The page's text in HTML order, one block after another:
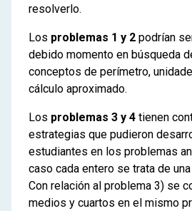
resolverlo.
Los problemas 1 y 2 podrían
debido momento en búsqueda
conceptos de perímetro,
cálculo aproximado.
Los problemas 3 y 4 tienen
estrategias que pudieron
estudiantes en los problemas
caso cada entero se trata de
Con relación al problema 3) se
medios y cuartos en el mismo